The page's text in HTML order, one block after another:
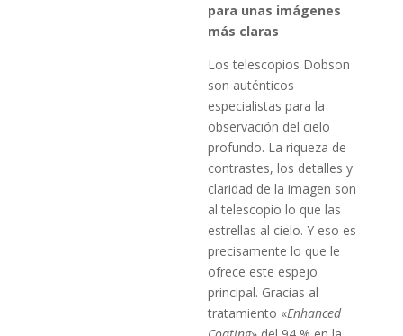
para unas imágenes
más claras
Los telescopios Dobson
son auténticos
especialistas para la
observación del cielo
profundo. La riqueza de
contrastes, los detalles y
claridad de la imagen son
al telescopio lo que las
estrellas al cielo. Y eso es
precisamente lo que le
ofrece este espejo
principal. Gracias al
tratamiento «Enhanced